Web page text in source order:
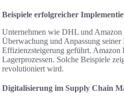
Beispiele erfolgreicher
Unternehmen wie DHL und
Überwachung und Anpassung
Effizienzsteigerung geführt. Amazon
Lagerprozessen. Solche Beispiele
revolutioniert wird.
Digitalisierung im Supply Chain